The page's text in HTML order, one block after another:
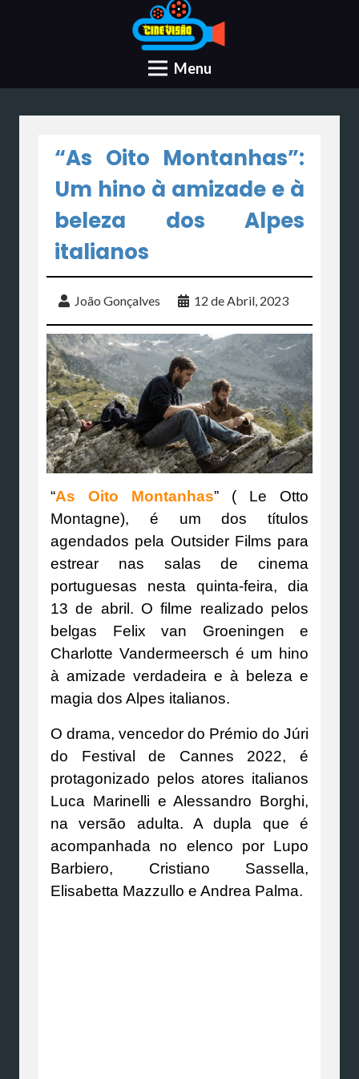
Menu
“As Oito Montanhas”:
Um hino à amizade e à
beleza dos Alpes
italianos
João Gonçalves 12 de Abril, 2023
“As Oito Montanhas” ( Le Otto
Montagne), é um dos títulos
agendados pela Outsider Films para
estrear nas salas de cinema
portuguesas nesta quinta-feira, dia
13 de abril. O filme realizado pelos
belgas Felix van Groeningen e
Charlotte Vandermeersch é um hino
à amizade verdadeira e à beleza e
magia dos Alpes italianos.
O drama, vencedor do Prémio do Júri
do Festival de Cannes 2022, é
protagonizado pelos atores italianos
Luca Marinelli e Alessandro Borghi,
na versão adulta. A dupla que é
acompanhada no elenco por Lupo
Barbiero, Cristiano Sassella,
Elisabetta Mazzullo e Andrea Palma.